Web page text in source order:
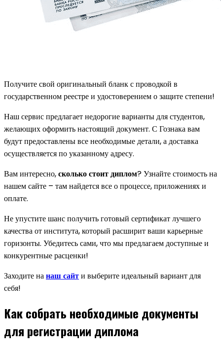
Получите свой оригинальный бланк с проводкой в
государственном реестре и удостоверением о защите степени!
Наш сервис предлагает недорогие варианты для студентов,
желающих оформить настоящий документ. С Гознака вам
будут предоставлены все необходимые детали, а доставка
осуществляется по указанному адресу.
Вам интересно,сколько стоит диплом? Узнайте стоимость на
нашем сайте – там найдется все о процессе, приложениях и
оплате.
Не упустите шанс получить готовый сертификат лучшего
качества от института, который расширит ваши карьерные
горизонты. Убедитесь сами, что мы предлагаем доступные и
конкурентные расценки!
Заходите нанаш сайти выберите идеальный вариант для
себя!
Как собрать необходимые документы
для регистрации диплома